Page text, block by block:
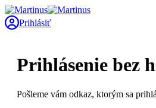
Prihlásiť
Prihlásenie bez
Pošleme vám odkaz, ktorým sa